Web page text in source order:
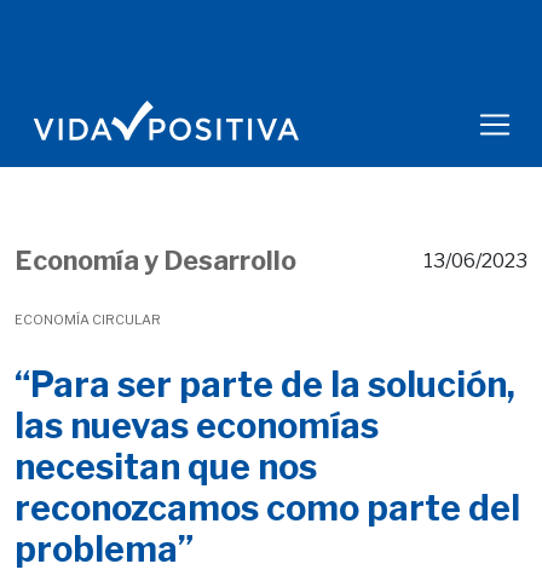
Economía y Desarrollo
ECONOMÍA CIRCULAR
13/06/2023
“Para ser parte de la solución,
las nuevas economías
necesitan que nos
reconozcamos como parte del
problema”